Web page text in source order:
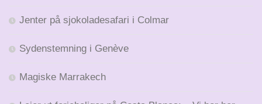
Jenter på sjokoladesafari i Colmar
Sydenstemning i Genève
Magiske Marrakech